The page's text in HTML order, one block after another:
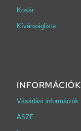
Kosár
Kívánságlista
INFORMÁCIÓK
Vásárlási információk
ÁSZF